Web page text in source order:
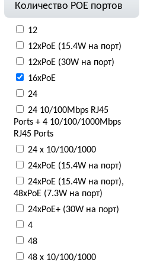
Количество POE портов
12
12xPoE (15.4W на порт)
12xPoE (30W на порт)
16xPoE
24
24 10/100Mbps RJ45
Ports + 4 10/100/1000Mbps
RJ45 Ports
24 x 10/100/1000
24xPoE (15.4W на порт)
24xPoE (15.4W на порт),
48xPoE (7.3W на порт)
24xPoE+ (30W на порт)
4
48
48 x 10/100/1000